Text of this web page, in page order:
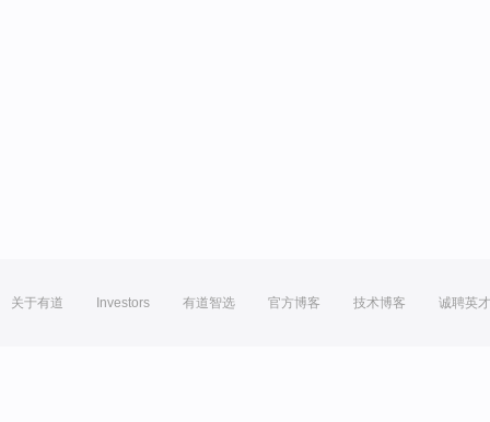
关于有道 Investors 有道智选 官方博客 技术博客 诚聘英才